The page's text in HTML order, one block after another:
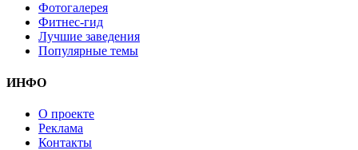
Фотогалерея
Фитнес-гид
Лучшие заведения
Популярные темы
ИНФО
О проекте
Реклама
Контакты